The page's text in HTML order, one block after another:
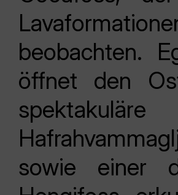
beobachten.
öffnet den
sowie einer